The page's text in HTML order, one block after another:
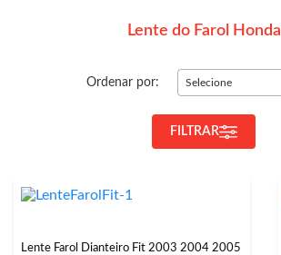
Lente do Farol Honda
Ordenar por: Selecione
FILTRAR
Lente Farol Dianteiro Fit 2003 2004 2005